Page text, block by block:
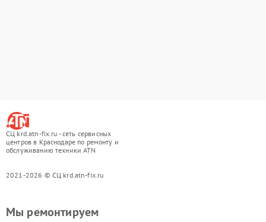
СЦ krd.atn-fix.ru - сеть сервисных
центров в Краснодаре по ремонту и
обслуживанию техники ATN
2021-2026 © СЦ krd.atn-fix.ru
Мы ремонтируем